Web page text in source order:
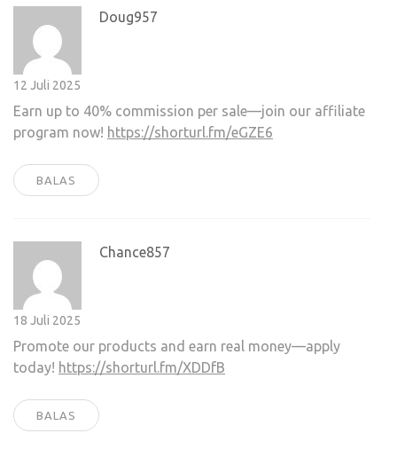
Doug957
12 Juli 2025
Earn up to 40% commission per sale—join our affiliate
program now! https://shorturl.fm/eGZE6
BALAS
Chance857
18 Juli 2025
Promote our products and earn real money—apply
today! https://shorturl.fm/XDDfB
BALAS